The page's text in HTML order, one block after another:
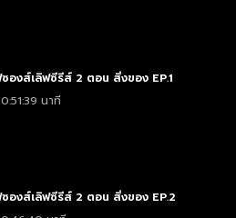
ซองส์เลิฟซีรีส์ 2 ตอน สิ่งของ EP.1
0:51:39 นาที
ซองส์เลิฟซีรีส์ 2 ตอน สิ่งของ EP.2